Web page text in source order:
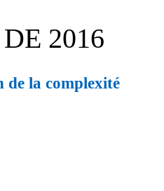
2016
de la complexité